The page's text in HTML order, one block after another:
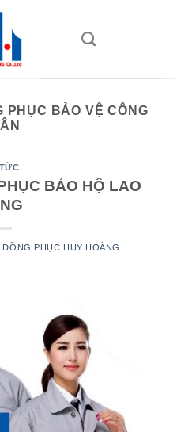
PHỤC BẢO VỆ CÔNG
BẢO HỘ LAO
ĐỒNG PHỤC HUY HOÀNG